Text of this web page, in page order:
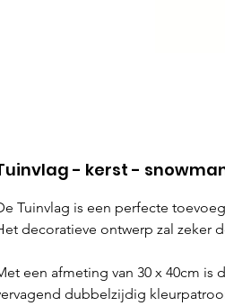
- kerst -
Tuinvlag is een perfecte
decoratieve ontwerp zal zeker
een afmeting van 30 x 40cm is
dubbelzijdig